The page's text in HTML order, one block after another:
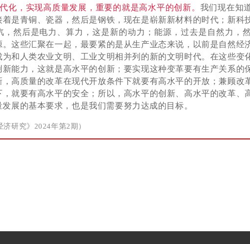
化，实现高质量发展，重要的就是高水平的创新。 我们现在知
着是青铜、瓷器，然后是钢铁，现在是崭新新材料的时代；新科
，然后是电力、算力，这是新的动力；能源，过去是自然力，
这些汇聚在一起，最要紧的是从生产业态来说，以前是自然经
和人类农业文明、工业文明相并列的新的文明时代。在这些变
新能力，这就是高水平的创新；要实现这种变革要有生产关系的
高质量的改革在现代开放条件下就要有高水平的开放；兼顾改
，就要有高水平的安全；所以，高水平的创新、高水平的改革、
展的基本要求，也是我们需要努力达成的目标。
研究》2024年第2期）